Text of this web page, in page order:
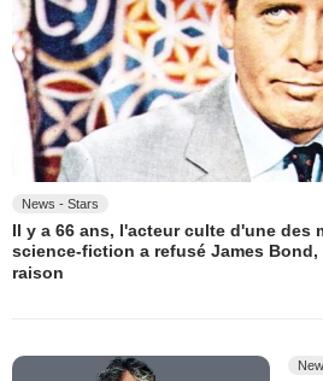
News - Stars
Il y a 66 ans, l'acteur culte d'une des
science-fiction a refusé James
raison